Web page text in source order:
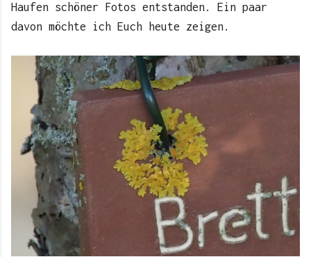
Haufen schöner Fotos entstanden. Ein paar
davon möchte ich Euch heute zeigen.